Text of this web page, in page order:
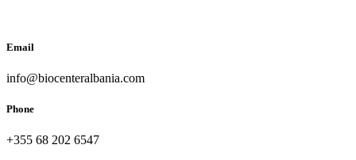
Email
info@biocenteralbania.com
Phone
+355 68 202 6547